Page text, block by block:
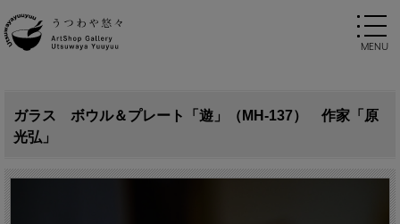
ガラス ボウル＆プレート「遊」（MH-137） 作家「原
光弘」